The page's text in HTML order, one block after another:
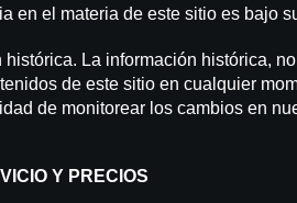
en el materia de este sitio es bajo
La información histórica,
de este sitio en cualquier
de monitorear los cambios en
Y PRECIOS